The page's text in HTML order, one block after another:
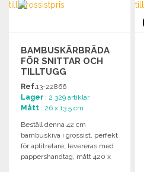
BAMBUSKÄRBRÄDA
FÖR SNITTAR OCH
TILLTUGG
Ref.13-22866
Lager : 2 329 artiklar
Mått : 26 x 13.5 cm
Beställ denna 42 cm
bambuskiva i grossist, perfekt
för aptitretare; levereras med
pappershandtag, mått 420 x